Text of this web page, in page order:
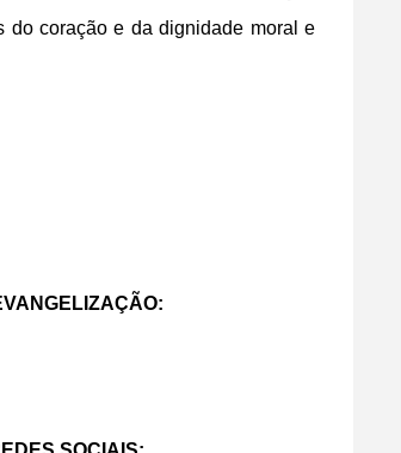
do coração e da dignidade moral e